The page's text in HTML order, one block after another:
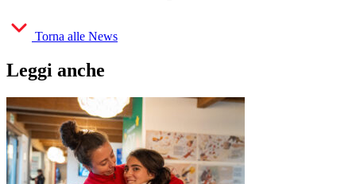
Torna alle News
Leggi anche